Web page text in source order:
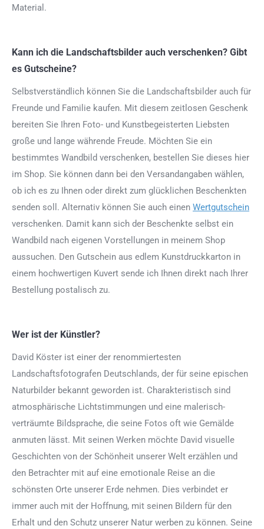
Material.
Kann ich die Landschaftsbilder auch verschenken? Gibt
es Gutscheine?
Selbstverständlich können Sie die Landschaftsbilder auch für
Freunde und Familie kaufen. Mit diesem zeitlosen Geschenk
bereiten Sie Ihren Foto- und Kunstbegeisterten Liebsten
große und lange währende Freude. Möchten Sie ein
bestimmtes Wandbild verschenken, bestellen Sie dieses hier
im Shop. Sie können dann bei den Versandangaben wählen,
ob ich es zu Ihnen oder direkt zum glücklichen Beschenkten
senden soll. Alternativ können Sie auch einen Wertgutschein
verschenken. Damit kann sich der Beschenkte selbst ein
Wandbild nach eigenen Vorstellungen in meinem Shop
aussuchen. Den Gutschein aus edlem Kunstdruckkarton in
einem hochwertigen Kuvert sende ich Ihnen direkt nach Ihrer
Bestellung postalisch zu.
Wer ist der Künstler?
David Köster ist einer der renommiertesten
Landschaftsfotografen Deutschlands, der für seine epischen
Naturbilder bekannt geworden ist. Charakteristisch sind
atmosphärische Lichtstimmungen und eine malerisch-
verträumte Bildsprache, die seine Fotos oft wie Gemälde
anmuten lässt. Mit seinen Werken möchte David visuelle
Geschichten von der Schönheit unserer Welt erzählen und
den Betrachter mit auf eine emotionale Reise an die
schönsten Orte unserer Erde nehmen. Dies verbindet er
immer auch mit der Hoffnung, mit seinen Bildern für den
Erhalt und den Schutz unserer Natur werben zu können. Seine